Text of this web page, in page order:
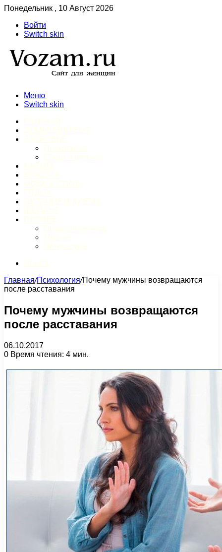
Понедельник , 10 Август 2026
Войти
Switch skin
Меню
Switch skin
Главная/Психология/Почему мужчины возвращаются
после расставания
Почему мужчины возвращаются
после расставания
06.10.2017
0 Время чтения: 4 мин.